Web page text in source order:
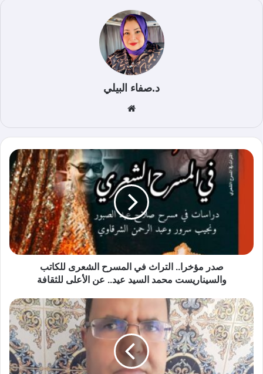
د.صفاء البيلي
الوي
ب
صدر مؤخرا.. التراث في المسرح الشعرى للكاتب
والسيناريست محمد السيد عيد.. عن الأعلى للثقافة